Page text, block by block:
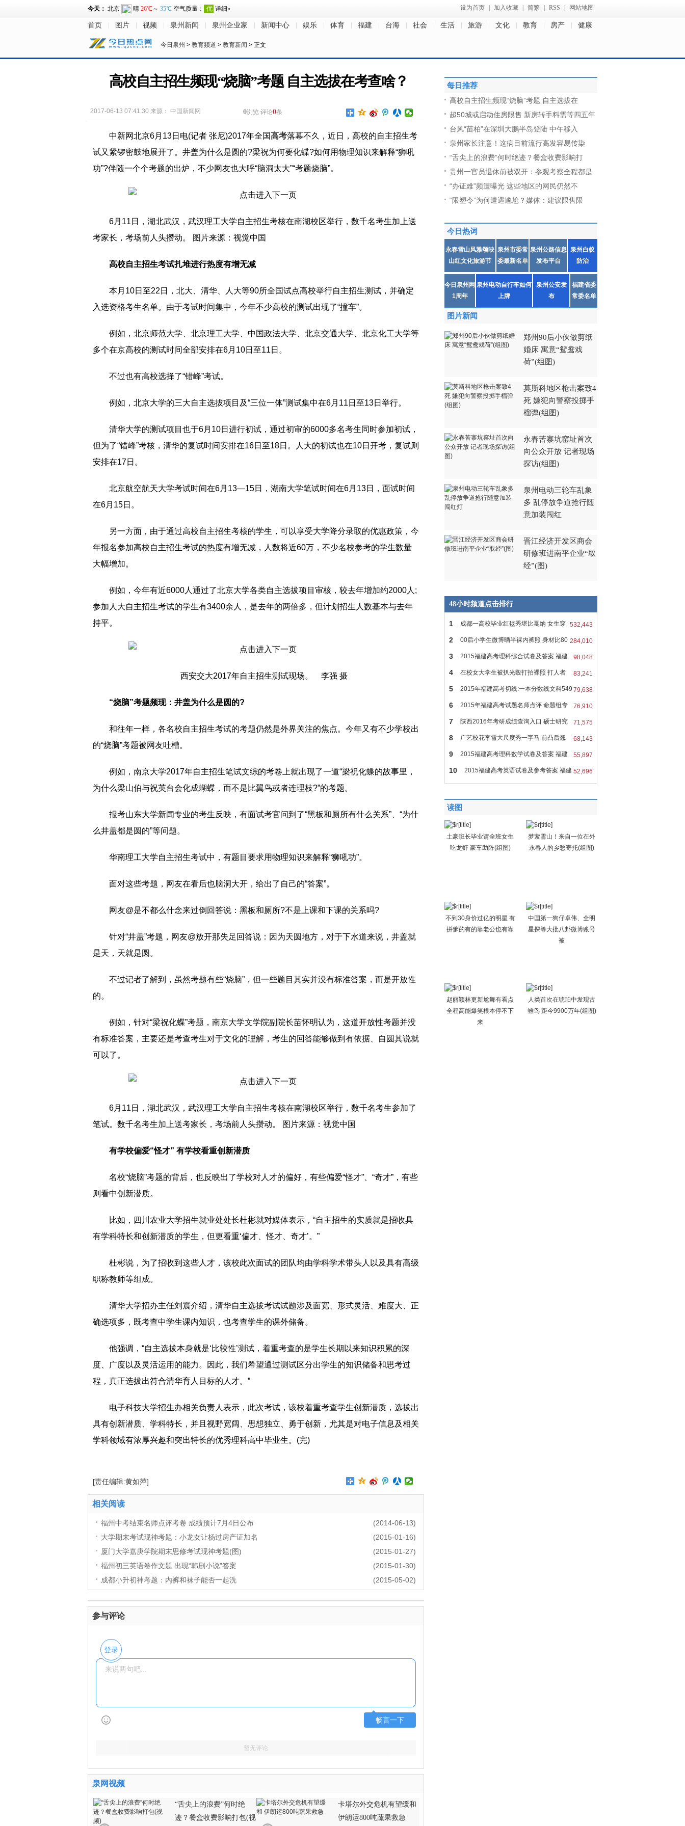
设为首页 加入收藏 简繁 RSS 网站地图
首页 图片 视频 泉州新闻 泉州企业家 新闻中心 娱乐 体育 福建 台海 社会 生活 旅游 文化 教育 房产 健康
今日泉州 > 教育频道 > 教育新闻 > 正文
高校自主招生频现“烧脑”考题 自主选拔在考查啥？
2017-06-13 07:41:30 来源： 中国新闻网 0浏览 评论0条
中新网北京6月13日电(记者 张尼)2017年全国高考落幕不久，近日，高校的自主招生考
试又紧锣密鼓地展开了。井盖为什么是圆的?梁祝为何要化蝶?如何用物理知识来解释“狮吼
功”?伴随一个个考题的出炉，不少网友也大呼“脑洞太大”“考题烧脑”。
6月11日，湖北武汉，武汉理工大学自主招生考核在南湖校区举行，数千名考生加上送
考家长，考场前人头攒动。 图片来源：视觉中国
高校自主招生考试扎堆进行热度有增无减
本月10日至22日，北大、清华、人大等90所全国试点高校举行自主招生测试，并确定
入选资格考生名单。由于考试时间集中，今年不少高校的测试出现了“撞车”。
例如，北京师范大学、北京理工大学、中国政法大学、北京交通大学、北京化工大学等
多个在京高校的测试时间全部安排在6月10日至11日。
不过也有高校选择了“错峰”考试。
例如，北京大学的三大自主选拔项目及“三位一体”测试集中在6月11日至13日举行。
清华大学的测试项目也于6月10日进行初试，通过初审的6000多名考生同时参加初试，
但为了“错峰”考核，清华的复试时间安排在16日至18日。人大的初试也在10日开考，复试则
安排在17日。
北京航空航天大学考试时间在6月13—15日，湖南大学笔试时间在6月13日，面试时间
在6月15日。
另一方面，由于通过高校自主招生考核的学生，可以享受大学降分录取的优惠政策，今
年报名参加高校自主招生考试的热度有增无减，人数将近60万，不少名校参考的学生数量
大幅增加。
例如，今年有近6000人通过了北京大学各类自主选拔项目审核，较去年增加约2000人;
参加人大自主招生考试的学生有3400余人，是去年的两倍多，但计划招生人数基本与去年
持平。
西安交大2017年自主招生测试现场。 李强 摄
“烧脑”考题频现：井盖为什么是圆的?
和往年一样，各名校自主招生考试的考题仍然是外界关注的焦点。今年又有不少学校出
的“烧脑”考题被网友吐槽。
例如，南京大学2017年自主招生笔试文综的考卷上就出现了一道“梁祝化蝶的故事里，
为什么梁山伯与祝英台会化成蝴蝶，而不是比翼鸟或者连理枝?”的考题。
报考山东大学新闻专业的考生反映，有面试考官问到了“黑板和厕所有什么关系”、“为什
么井盖都是圆的”等问题。
华南理工大学自主招生考试中，有题目要求用物理知识来解释“狮吼功”。
面对这些考题，网友在看后也脑洞大开，给出了自己的“答案”。
网友@是不都么什念来过倒回答说：黑板和厕所?不是上课和下课的关系吗?
针对“井盖”考题，网友@放开那失足回答说：因为天圆地方，对于下水道来说，井盖就
是天，天就是圆。
不过记者了解到，虽然考题有些“烧脑”，但一些题目其实并没有标准答案，而是开放性
的。
例如，针对“梁祝化蝶”考题，南京大学文学院副院长苗怀明认为，这道开放性考题并没
有标准答案，主要还是考查考生对于文化的理解，考生的回答能够做到有依据、自圆其说就
可以了。
6月11日，湖北武汉，武汉理工大学自主招生考核在南湖校区举行，数千名考生参加了
笔试。数千名考生加上送考家长，考场前人头攒动。 图片来源：视觉中国
有学校偏爱“怪才” 有学校看重创新潜质
名校“烧脑”考题的背后，也反映出了学校对人才的偏好，有些偏爱“怪才”、“奇才”，有些
则看中创新潜质。
比如，四川农业大学招生就业处处长杜彬就对媒体表示，“自主招生的实质就是招收具
有学科特长和创新潜质的学生，但更看重‘偏才、怪才、奇才’。”
杜彬说，为了招收到这些人才，该校此次面试的团队均由学科学术带头人以及具有高级
职称教师等组成。
清华大学招办主任刘震介绍，清华自主选拔考试试题涉及面宽、形式灵活、难度大、正
确选项多，既考查中学生课内知识，也考查学生的课外储备。
他强调，“自主选拔本身就是‘比较性’测试，着重考查的是学生长期以来知识积累的深
度、广度以及灵活运用的能力。因此，我们希望通过测试区分出学生的知识储备和思考过
程，真正选拔出符合清华育人目标的人才。”
电子科技大学招生办相关负责人表示，此次考试，该校着重考查学生创新潜质，选拔出
具有创新潜质、学科特长，并且视野宽阔、思想独立、勇于创新，尤其是对电子信息及相关
学科领域有浓厚兴趣和突出特长的优秀理科高中毕业生。(完)
[责任编辑:黄如萍]
相关阅读
(2014-06-13)
福州中考结束名师点评考卷 成绩预计7月4日公布
(2015-01-16)
大学期末考试现神考题：小龙女让杨过房产证加名
(2015-01-27)
厦门大学嘉庚学院期末思修考试现神考题(图)
(2015-01-30)
福州初三英语卷作文题 出现“韩剧小说”答案
(2015-05-02)
成都小升初神考题：内裤和袜子能否一起洗
参与评论
登录
畅言一下
暂无评论
泉网视频
“舌尖上的浪费”何时绝
迹？餐盒收费影响打包(视
卡塔尔外交危机有望缓和
伊朗运800吨蔬果救急
每日推荐
高校自主招生频现“烧脑”考题 自主选拔在
超50城或启动住房限售 新房转手料需等四五年
台风“苗柏”在深圳大鹏半岛登陆 中午移入
泉州家长注意！这病目前流行高发容易传染
“舌尖上的浪费”何时绝迹？餐盒收费影响打
贵州一官员退休前被双开：参观考察全程都是
“办证难”频遭曝光 这些地区的网民仍然不
“限塑令”为何遭遇尴尬？媒体：建议限售限
今日热词
永春雪山风雅颂映
山红文化旅游节
泉州市委常
委最新名单
泉州公路信息
发布平台
泉州白蚁
防治
今日泉州网
1周年
泉州电动自行车如何
上牌
泉州公安发
布
福建省委
常委名单
图片新闻
郑州90后小伙做剪纸
婚床 寓意“鸳鸯戏
荷”(组图)
莫斯科地区枪击案致4
死 嫌犯向警察投掷手
榴弹(组图)
永春苦寨坑窑址首次
向公众开放 记者现场
探访(组图)
泉州电动三轮车乱象
多 乱停放争道抢行随
意加装闯红
晋江经济开发区商会
研修班进南平企业“取
经”(图)
48小时频道点击排行
532,443
1 成都一高校毕业红毯秀堪比戛纳 女生穿
284,010
2 00后小学生微博晒半裸内裤照 身材比80
98,048
3 2015福建高考理科综合试卷及答案 福建
83,241
4 在校女大学生被扒光殴打拍裸照 打人者
79,638
5 2015年福建高考切线:一本分数线文科549
76,910
6 2015年福建高考试题名师点评 命题组专
71,575
7 陕西2016年考研成绩查询入口 硕士研究
68,143
8 广艺校花李雪大尺度秀一字马 前凸后翘
55,897
9 2015福建高考理科数学试卷及答案 福建
52,696
10 2015福建高考英语试卷及参考答案 福建
读图
土豪班长毕业请全班女生
吃龙虾 豪车助阵(组图)
梦萦雪山！来自一位在外
永春人的乡愁寄托(组图)
不到30身价过亿的明星 有
拼爹的有的靠老公也有靠
中国第一狗仔卓伟、全明
星探等大批八卦微博账号
被
赵丽颖林更新尬舞有看点
全程高能爆笑根本停不下
来
人类首次在琥珀中发现古
雏鸟 距今9900万年(组图)